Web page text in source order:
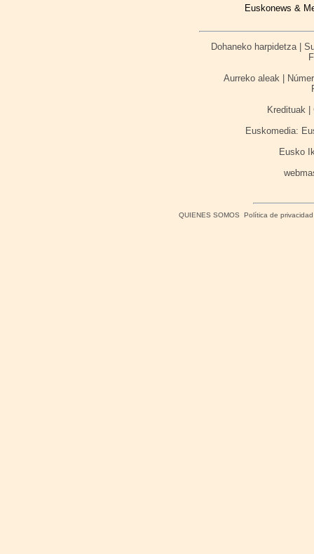
Euskonews &
Dohaneko harpidetza |
Aurreko aleak |
Kredituak
Euskomedia:
Eusko
QUIENES SOMOS Política de privacidad